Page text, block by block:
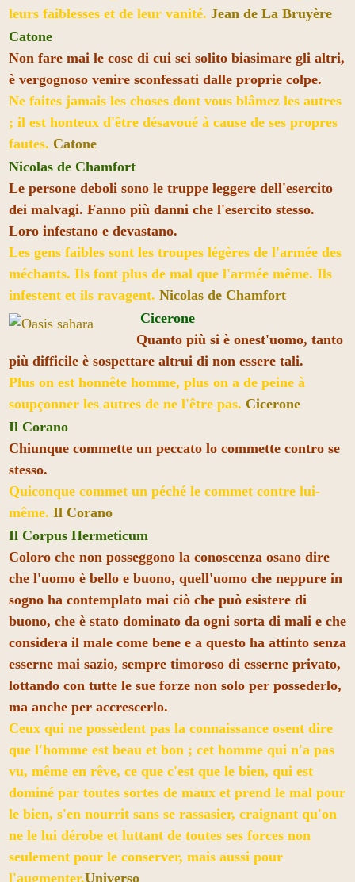
leurs faiblesses et de leur vanité. Jean de La Bruyère
Catone
Non fare mai le cose di cui sei solito biasimare gli altri,
è vergognoso venire sconfessati dalle proprie colpe.
Ne faites jamais les choses dont vous blâmez les autres
; il est honteux d'être désavoué à cause de ses propres
fautes. Catone
Nicolas de Chamfort
Le persone deboli sono le truppe leggere dell'esercito
dei malvagi. Fanno più danni che l'esercito stesso.
Loro infestano e devastano.
Les gens faibles sont les troupes légères de l'armée des
méchants. Ils font plus de mal que l'armée même. Ils
infestent et ils ravagent. Nicolas de Chamfort
Cicerone
Quanto più si è onest'uomo, tanto
più difficile è sospettare altrui di non essere tali.
Plus on est honnête homme, plus on a de peine à
soupçonner les autres de ne l'être pas. Cicerone
Il Corano
Chiunque commette un peccato lo commette contro se
stesso.
Quiconque commet un péché le commet contre lui-
même. Il Corano
Il Corpus Hermeticum
Coloro che non posseggono la conoscenza osano dire
che l'uomo è bello e buono, quell'uomo che neppure in
sogno ha contemplato mai ciò che può esistere di
buono, che è stato dominato da ogni sorta di mali e che
considera il male come bene e a questo ha attinto senza
esserne mai sazio, sempre timoroso di esserne privato,
lottando con tutte le sue forze non solo per possederlo,
ma anche per accrescerlo.
Ceux qui ne possèdent pas la connaissance osent dire
que l'homme est beau et bon ; cet homme qui n'a pas
vu, même en rêve, ce que c'est que le bien, qui est
dominé par toutes sortes de maux et prend le mal pour
le bien, s'en nourrit sans se rassasier, craignant qu'on
ne le lui dérobe et luttant de toutes ses forces non
seulement pour le conserver, mais aussi pour
l'augmenter.Universo